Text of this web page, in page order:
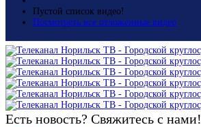
Пустой список видео!
Посмотреть все отложенные видео
Есть новость? Свяжитесь с нами!